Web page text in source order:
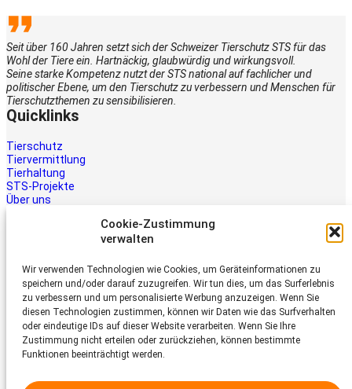
Cookie-Zustimmung
verwalten
Wir verwenden Technologien wie Cookies, um Geräteinformationen zu
speichern und/oder darauf zuzugreifen. Wir tun dies, um das Surferlebnis
zu verbessern und um personalisierte Werbung anzuzeigen. Wenn Sie
diesen Technologien zustimmen, können wir Daten wie das Surfverhalten
oder eindeutige IDs auf dieser Website verarbeiten. Wenn Sie Ihre
Zustimmung nicht erteilen oder zurückziehen, können bestimmte
Funktionen beeinträchtigt werden.
Seit über 160 Jahren setzt sich der Schweizer Tierschutz STS für das
Wohl der Tiere ein. Hartnäckig, glaubwürdig und wirkungsvoll.
Seine starke Kompetenz nutzt der STS national auf fachlicher und
politischer Ebene, um den Tierschutz zu verbessern und Menschen für
Tierschutzthemen zu sensibilisieren.
Quicklinks
Tierschutz
Tiervermittlung
Tierhaltung
STS-Projekte
Über uns
Tiere brauchen Hilfe – auch Ihre.
Unterstützen Sie die Arbeit des
Schweizer Tierschutz STS.
Jetzt spenden
Schweizer Tierschutz STS
CH-4053 Basel